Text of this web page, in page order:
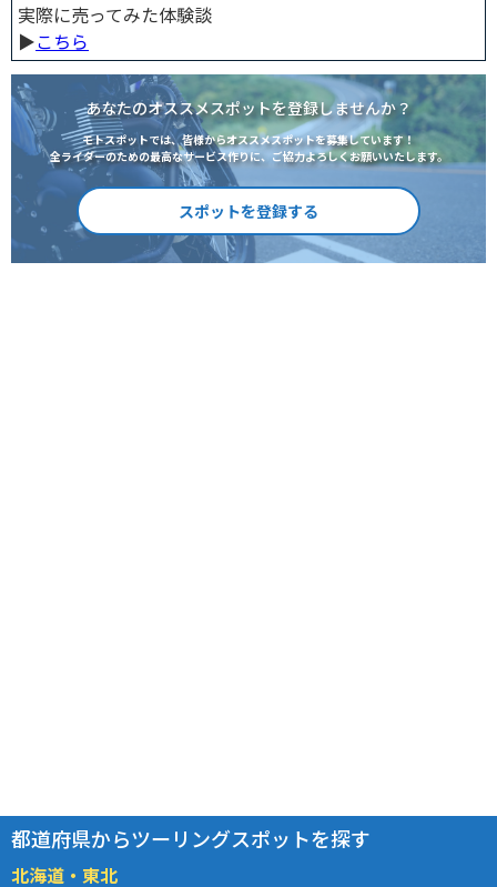
実際に売ってみた体験談
▶︎こちら
あなたのオススメスポットを登録しませんか？
モトスポットでは、皆様からオススメスポットを募集しています！
全ライダーのための最高なサービス作りに、ご協力よろしくお願いいたします。
スポットを登録する
都道府県からツーリングスポットを探す
北海道・東北